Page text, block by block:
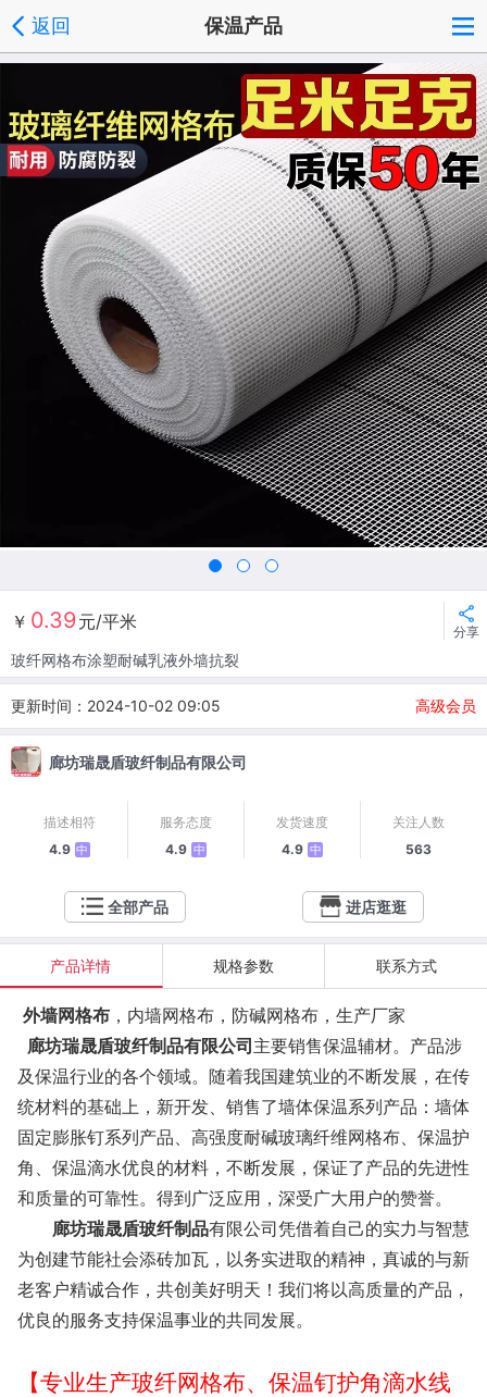
返回 保温产品
￥ 0.39元/平米 分享
玻纤网格布涂塑耐碱乳液外墙抗裂
更新时间：2024-10-02 09:05 高级会员
廊坊瑞晟盾玻纤制品有限公司
描述相符
4.9 中
服务态度
4.9 中
发货速度
4.9 中
关注人数
563
全部产品 进店逛逛
产品详情 规格参数 联系方式
外墙网格布 ，内墙网格布，防碱网格布，生产厂家
廊坊瑞晟盾玻纤制品有限公司 主要销售保温辅材。产品涉
及保温行业的各个领域。随着我国建筑业的不断发展，在传
统材料的基础上，新开发、销售了墙体保温系列产品：墙体
固定膨胀钉系列产品、高强度耐碱玻璃纤维网格布、保温护
角、保温滴水优良的材料，不断发展，保证了产品的先进性
和质量的可靠性。得到广泛应用，深受广大用户的赞誉。
廊坊瑞晟盾玻纤制品有限公司凭借着自己的实力与智慧
为创建节能社会添砖加瓦，以务实进取的精神，真诚的与新
老客户精诚合作，共创美好明天！我们将以高质量的产品，
优良的服务支持保温事业的共同发展。
【专业生产玻纤网格布、保温钉护角滴水线